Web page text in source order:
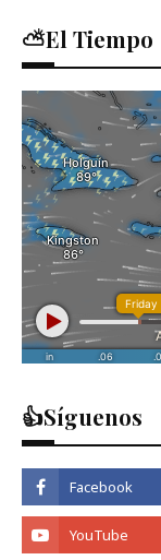
⛅El Tiempo
👍Síguenos